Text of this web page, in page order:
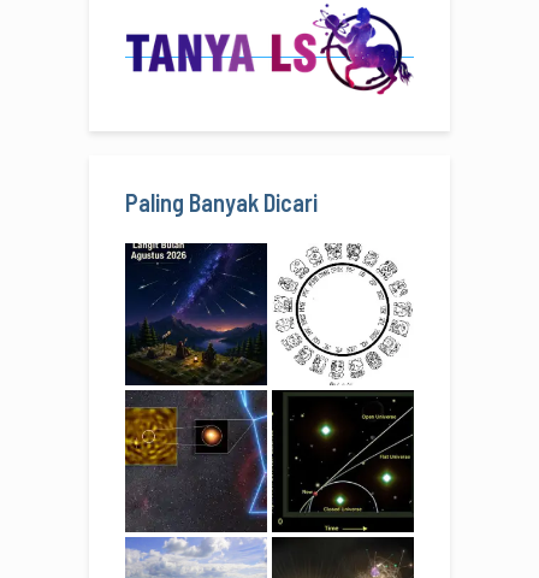
Paling Banyak Dicari